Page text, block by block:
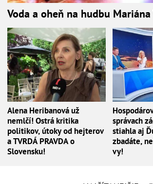
Voda a oheň na hudbu Mariána
Alena Heribanová už
nemlčí! Ostrá kritika
politikov, útoky od hejterov
a TVRDÁ PRAVDA o
Slovensku!
správach
stiahla aj
zbadáte,
vy!